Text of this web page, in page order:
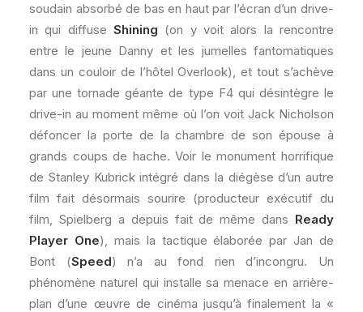
soudain absorbé de bas en haut par l’écran d’un drive-
in qui diffuse Shining (on y voit alors la rencontre
entre le jeune Danny et les jumelles fantomatiques
dans un couloir de l’hôtel Overlook), et tout s’achève
par une tornade géante de type F4 qui désintègre le
drive-in au moment même où l’on voit Jack Nicholson
défoncer la porte de la chambre de son épouse à
grands coups de hache. Voir le monument horrifique
de Stanley Kubrick intégré dans la diégèse d’un autre
film fait désormais sourire (producteur exécutif du
film, Spielberg a depuis fait de même dans Ready
Player One), mais la tactique élaborée par Jan de
Bont (Speed) n’a au fond rien d’incongru. Un
phénomène naturel qui installe sa menace en arrière-
plan d’une œuvre de cinéma jusqu’à finalement la «